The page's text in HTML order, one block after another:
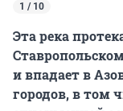
1 / 10
Эта река
и впадает в
городов, в том